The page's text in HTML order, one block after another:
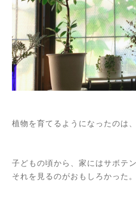
植物を育てるようになったのは
子どもの頃から、家にはサボテ
それを見るのがおもしろかった。